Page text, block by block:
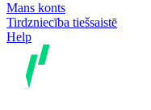
Mans konts
Tirdzniecība tiešsaistē
Help